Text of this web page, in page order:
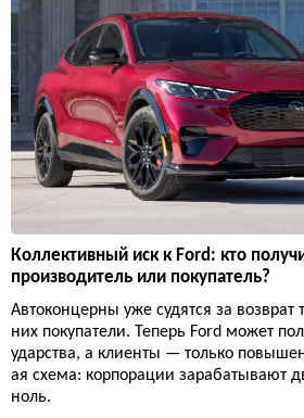
Коллективный иск к Ford: кто
производитель или покупатель?
Автоконцерны уже судятся за возврат
них покупатели. Теперь Ford может
ударства, а клиенты — только
ая схема: корпорации зарабатывают
ноль.